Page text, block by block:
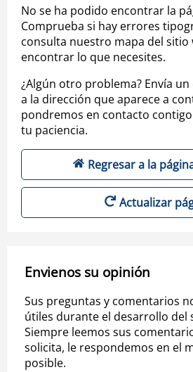
No se ha podido encontrar la
Comprueba si hay errores
consulta nuestro mapa del sitio
encontrar lo que necesites.
¿Algún otro problema? Envía
a la dirección que aparece a
pondremos en contacto
tu paciencia.
Regresar a la
Actualizar
Envienos su opinión
Sus preguntas y comentarios
útiles durante el desarrollo del
Siempre leemos sus
solicita, le respondemos en el
posible.